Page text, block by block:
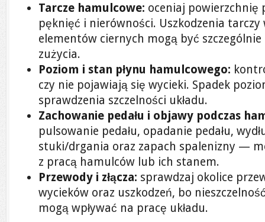
Tarcze hamulcowe: oceniaj powierzchnię
pęknięć i nierówności. Uszkodzenia
elementów ciernych mogą być
zużycia.
Poziom i stan płynu hamulcowego:
czy nie pojawiają się wycieki. Spadek
sprawdzenia szczelności układu.
Zachowanie pedału i objawy podczas
pulsowanie pedału, opadanie pedału,
stuki/drgania oraz zapach spalenizny —
z pracą hamulców lub ich stanem.
Przewody i złącza: sprawdzaj okolice
wycieków oraz uszkodzeń, bo
mogą wpływać na pracę układu.